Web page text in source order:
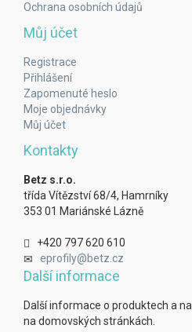
Ochrana osobních údajů
Můj účet
Registrace
Přihlášení
Zapomenuté heslo
Moje objednávky
Můj účet
Kontakty
Betz s.r.o.
třída Vítězství 68/4, Hamrníky
353 01 Mariánské Lázně
+420 797 620 610
eprofily@betz.cz
Další informace
Další informace o produktech a
na domovských stránkách.